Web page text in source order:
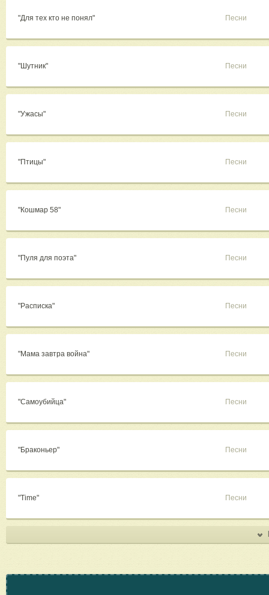
"Для тех кто не понял" Песни
"Шутник" Песни
"Ужасы" Песни
"Птицы" Песни
"Кошмар 58" Песни
"Пуля для поэта" Песни
"Расписка" Песни
"Мама завтра война" Песни
"Самоубийца" Песни
"Браконьер" Песни
"Time" Песни